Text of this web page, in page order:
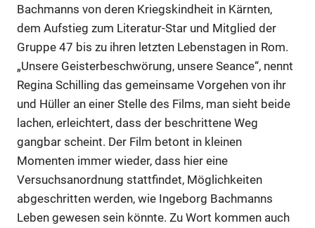
Anzeige
Anzeige
Anzeige
Anzeige
Bachmanns von deren Kriegskindheit in Kärnten,
dem Aufstieg zum Literatur-Star und Mitglied der
Gruppe 47 bis zu ihren letzten Lebenstagen in Rom.
„Unsere Geisterbeschwörung, unsere Seance“, nennt
Regina Schilling das gemeinsame Vorgehen von ihr
und Hüller an einer Stelle des Films, man sieht beide
lachen, erleichtert, dass der beschrittene Weg
gangbar scheint. Der Film betont in kleinen
Momenten immer wieder, dass hier eine
Versuchsanordnung stattfindet, Möglichkeiten
abgeschritten werden, wie Ingeborg Bachmanns
Leben gewesen sein könnte. Zu Wort kommen auch